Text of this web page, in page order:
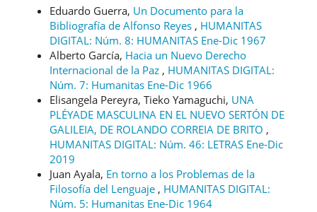
Eduardo Guerra, Un Documento para la
Bibliografía de Alfonso Reyes , HUMANITAS
DIGITAL: Núm. 8: HUMANITAS Ene-Dic 1967
Alberto García, Hacia un Nuevo Derecho
Internacional de la Paz , HUMANITAS DIGITAL:
Núm. 7: Humanitas Ene-Dic 1966
Elisangela Pereyra, Tieko Yamaguchi, UNA
PLÉYADE MASCULINA EN EL NUEVO SERTÓN DE
GALILEIA, DE ROLANDO CORREIA DE BRITO ,
HUMANITAS DIGITAL: Núm. 46: LETRAS Ene-Dic
2019
Juan Ayala, En torno a los Problemas de la
Filosofía del Lenguaje , HUMANITAS DIGITAL:
Núm. 5: Humanitas Ene-Dic 1964